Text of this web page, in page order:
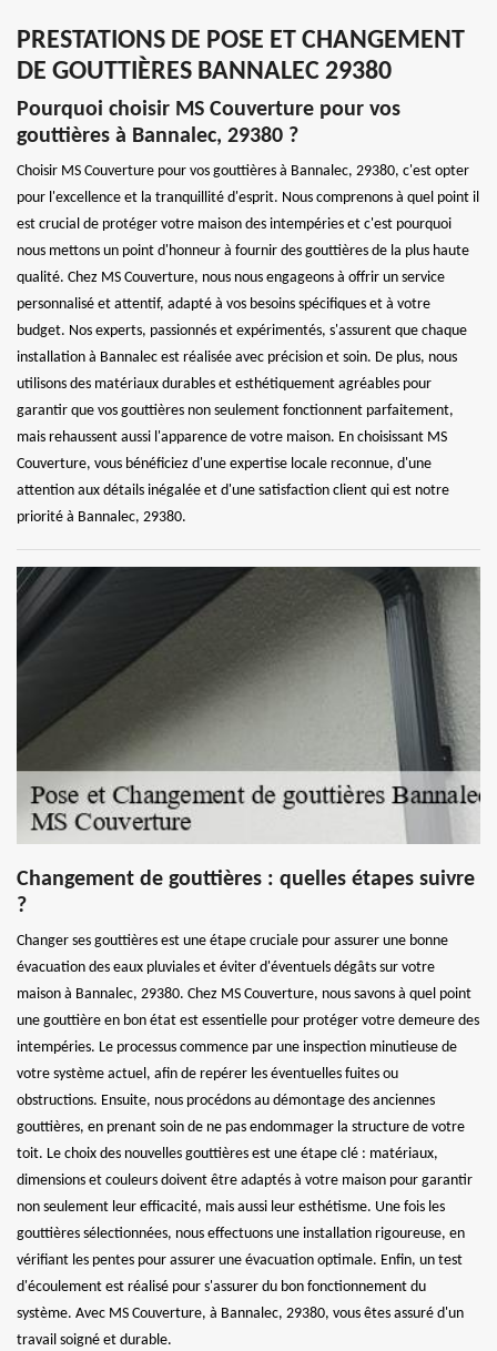
PRESTATIONS DE POSE ET CHANGEMENT
DE GOUTTIÈRES BANNALEC 29380
Pourquoi choisir MS Couverture pour vos
gouttières à Bannalec, 29380 ?
Choisir MS Couverture pour vos gouttières à Bannalec, 29380, c'est opter
pour l'excellence et la tranquillité d'esprit. Nous comprenons à quel point il
est crucial de protéger votre maison des intempéries et c'est pourquoi
nous mettons un point d'honneur à fournir des gouttières de la plus haute
qualité. Chez MS Couverture, nous nous engageons à offrir un service
personnalisé et attentif, adapté à vos besoins spécifiques et à votre
budget. Nos experts, passionnés et expérimentés, s'assurent que chaque
installation à Bannalec est réalisée avec précision et soin. De plus, nous
utilisons des matériaux durables et esthétiquement agréables pour
garantir que vos gouttières non seulement fonctionnent parfaitement,
mais rehaussent aussi l'apparence de votre maison. En choisissant MS
Couverture, vous bénéficiez d'une expertise locale reconnue, d'une
attention aux détails inégalée et d'une satisfaction client qui est notre
priorité à Bannalec, 29380.
Changement de gouttières : quelles étapes suivre
?
Changer ses gouttières est une étape cruciale pour assurer une bonne
évacuation des eaux pluviales et éviter d'éventuels dégâts sur votre
maison à Bannalec, 29380. Chez MS Couverture, nous savons à quel point
une gouttière en bon état est essentielle pour protéger votre demeure des
intempéries. Le processus commence par une inspection minutieuse de
votre système actuel, afin de repérer les éventuelles fuites ou
obstructions. Ensuite, nous procédons au démontage des anciennes
gouttières, en prenant soin de ne pas endommager la structure de votre
toit. Le choix des nouvelles gouttières est une étape clé : matériaux,
dimensions et couleurs doivent être adaptés à votre maison pour garantir
non seulement leur efficacité, mais aussi leur esthétisme. Une fois les
gouttières sélectionnées, nous effectuons une installation rigoureuse, en
vérifiant les pentes pour assurer une évacuation optimale. Enfin, un test
d'écoulement est réalisé pour s'assurer du bon fonctionnement du
système. Avec MS Couverture, à Bannalec, 29380, vous êtes assuré d'un
travail soigné et durable.